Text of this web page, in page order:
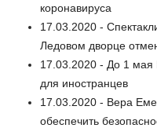
коронавируса
17.03.2020 -
Ледовом дворце
17.03.2020 - До 1 мая
для иностранцев
17.03.2020 - Вера
обеспечить